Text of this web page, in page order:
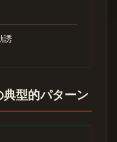
誘
型的パターン